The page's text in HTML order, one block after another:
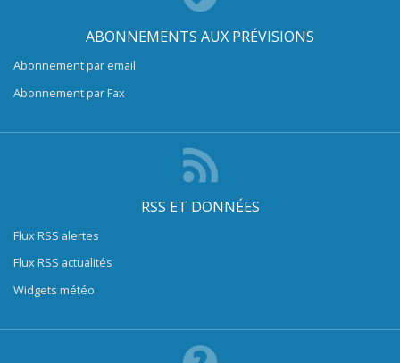
ABONNEMENTS AUX PRÉVISIONS
Abonnement par email
Abonnement par Fax
RSS ET DONNÉES
Flux RSS alertes
Flux RSS actualités
Widgets météo